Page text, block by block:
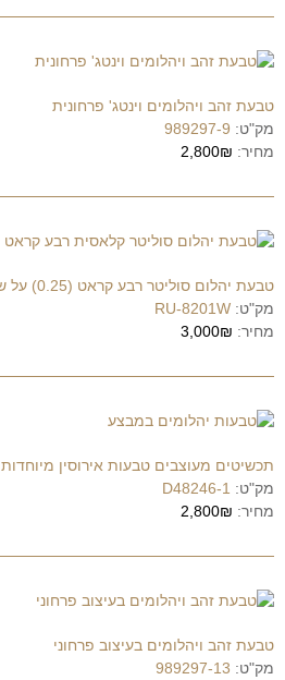
טבעת זהב ויהלומים וינטג' פרחונית
מק"ט: 989297-9
מחיר: 2,800₪
טבעת יהלום סוליטר רבע קראט (0.25) על שיבוץ 6 שיניים - UNIVERSE
מק"ט: RU-8201W
מחיר: 3,000₪
תכשיטים מעוצבים טבעות אירוסין מיוחדות
מק"ט: D48246-1
מחיר: 2,800₪
טבעת זהב ויהלומים בעיצוב פרחוני
מק"ט: 989297-13